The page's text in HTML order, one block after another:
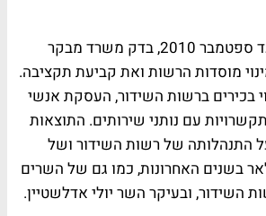
בחודשים פברואר עד ספטמבר 2010, בדק משרד מבקר
מוסדות הרשות ואת קביעת תקציבה.
בכירים ברשות השידור, העסקת אנשי
עם נותני שירותים. התוצאות
התנהלותה של רשות השידור ושל
בשנים האחרונות, כמו גם של השרים
השידור, ובעיקר השר יולי אדלשטיין.